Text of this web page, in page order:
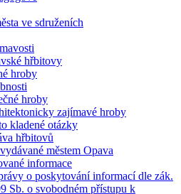
ve sdruženích
hřbitovy
hroby
hroby
zajímavé hroby
kladené otázky
hřbitovů
městem Opava
informace
o poskytování informací dle zák.
Sb. o svobodném přístupu k